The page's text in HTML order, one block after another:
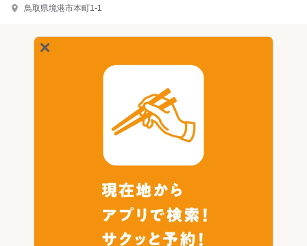
鳥取県境港市本町1-1